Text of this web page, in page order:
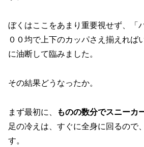
ぼくはここをあまり重要視せず、「
００均で上下のカッパさえ揃えれば
に油断して臨みました。
その結果どうなったか。
まず最初に、 ものの数分でスニーカ
足の冷えは、すぐに全身に回るので
す。